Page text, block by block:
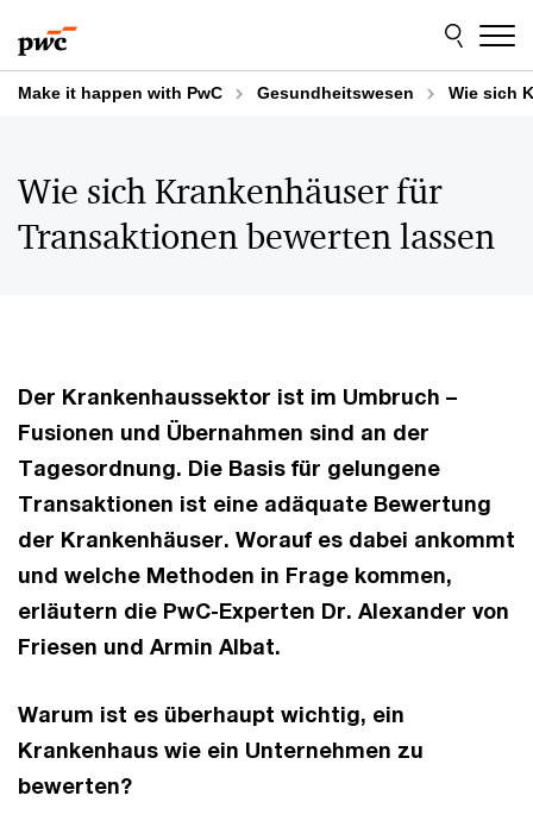
to
content
to
footer
Make it happen with PwC Gesundheitswesen Wie sich
Wie sich Krankenhäuser für
Transaktionen bewerten lassen
Der Krankenhaussektor ist im Umbruch –
Fusionen und Übernahmen sind an der
Tagesordnung. Die Basis für gelungene
Transaktionen ist eine adäquate Bewertung
der Krankenhäuser. Worauf es dabei ankommt
und welche Methoden in Frage kommen,
erläutern die PwC-Experten Dr. Alexander von
Friesen und Armin Albat.
Warum ist es überhaupt wichtig, ein
Krankenhaus wie ein Unternehmen zu
bewerten?